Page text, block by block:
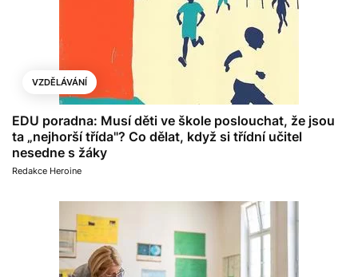
VZDĚLÁVÁNÍ
EDU poradna: Musí děti ve škole poslouchat, že jsou
ta „nejhorší třída"? Co dělat, když si třídní učitel
nesedne s žáky
Redakce Heroine